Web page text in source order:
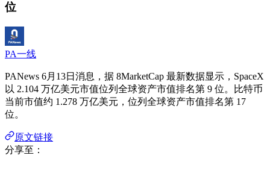
位
PA一线
PANews 6月13日消息，据 8MarketCap 最新数据显示，SpaceX
以 2.104 万亿美元市值位列全球资产市值排名第 9 位。比特币
当前市值约 1.278 万亿美元，位列全球资产市值排名第 17
位。
原文链接
分享至：